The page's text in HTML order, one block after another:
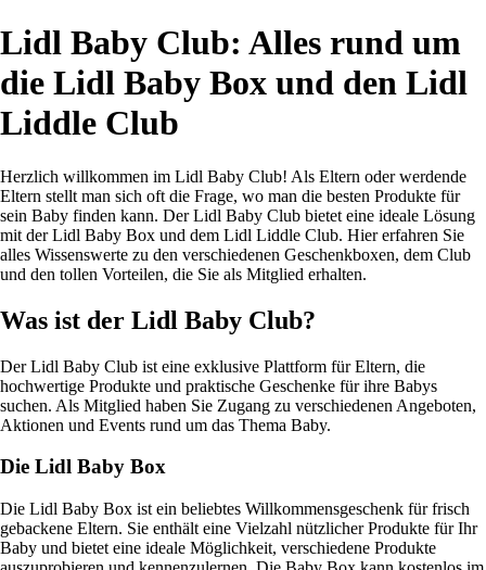
Lidl Baby Club: Alles rund um
die Lidl Baby Box und den Lidl
Liddle Club
Herzlich willkommen im Lidl Baby Club! Als Eltern oder werdende
Eltern stellt man sich oft die Frage, wo man die besten Produkte für
sein Baby finden kann. Der Lidl Baby Club bietet eine ideale Lösung
mit der Lidl Baby Box und dem Lidl Liddle Club. Hier erfahren Sie
alles Wissenswerte zu den verschiedenen Geschenkboxen, dem Club
und den tollen Vorteilen, die Sie als Mitglied erhalten.
Was ist der Lidl Baby Club?
Der Lidl Baby Club ist eine exklusive Plattform für Eltern, die
hochwertige Produkte und praktische Geschenke für ihre Babys
suchen. Als Mitglied haben Sie Zugang zu verschiedenen Angeboten,
Aktionen und Events rund um das Thema Baby.
Die Lidl Baby Box
Die Lidl Baby Box ist ein beliebtes Willkommensgeschenk für frisch
gebackene Eltern. Sie enthält eine Vielzahl nützlicher Produkte für Ihr
Baby und bietet eine ideale Möglichkeit, verschiedene Produkte